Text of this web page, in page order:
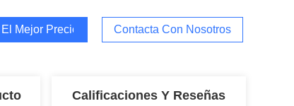
El Mejor Precio Contacta Con Nosotros
Calificaciones Y Reseñas